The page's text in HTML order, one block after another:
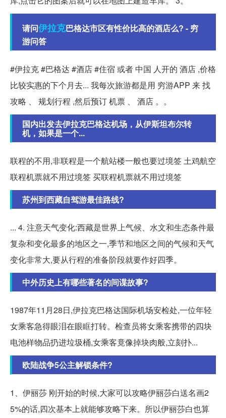
请问伊拉克巴格达市区有性价比高的酒店么? - 穷
游问答
#伊拉克 #巴格达 #酒店 #住宿 或者 中国 人开的 酒店 ,价格
比较实惠的下个月去... 我每次旅游都是用 穷游APP 来 找
攻略 、 规划行程 ,然后预订 机票 、 酒店 。。
国内出发去伊拉克巴格达机场，从伊斯坦布尔转
机，如果是一个...
联程的不用,非联程是一个航站楼一般也要过境签 土鸡航空
联程机票就不用过境签 买联程机票就不用过境签
苏州到西藏自驾游最佳路线?
... 4. 注意天气变化:西藏是世界上气候、水文和生态条件最
复杂和变化最多的地区之一,季节和地区之间的气候和天气
变化非常大,要从行程的准备阶段就要作好四季。
中外历史上有哪些著名的间谍故事?
1987年11月28日,伊拉克巴格达国际机场安检处,一位年轻
女乘客急得眼泪在眼眶打转。检查员将女乘客携带的四块
电池样物品扔进垃圾桶,女乘客竟像掉块肉般,立刻扑...
欧陆战争5公主解锁条件?
1、伊丽莎 刚开始的时候,大家可以攻略伊丽莎白送名画2
5%的话,四次基本上就能够攻略下来。所以伊丽莎白也算